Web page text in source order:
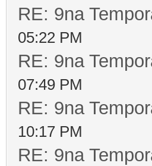
RE: 9na
05:22 PM
RE: 9na
07:49 PM
RE: 9na
10:17 PM
RE: 9na